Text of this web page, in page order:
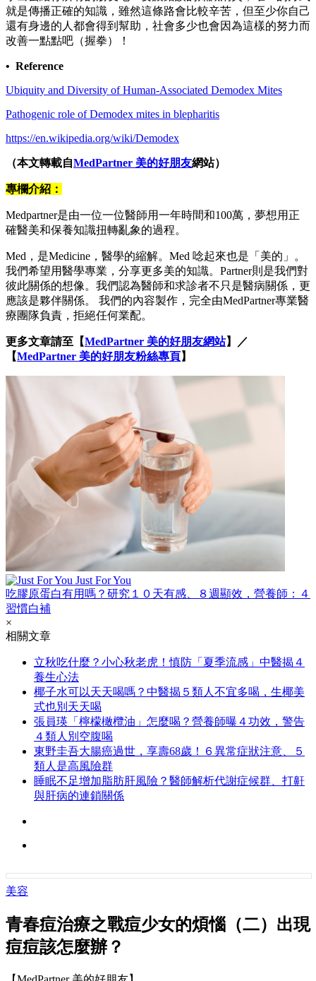
就是傳播正確的知識，雖然這條路會比較辛苦，但至少你自己
還有身邊的人都會得到幫助，社會多少也會因為這樣的努力而
改善一點點吧（握拳）！
• Reference
Ubiquity and Diversity of Human-Associated Demodex Mites
Pathogenic role of Demodex mites in blepharitis
https://en.wikipedia.org/wiki/Demodex
（本文轉載自MedPartner 美的好朋友網站）
專欄介紹：
Medpartner是由一位一位醫師用一年時間和100萬，夢想用正
確醫美和保養知識扭轉亂象的過程。
Med，是Medicine，醫學的縮解。Med 唸起來也是「美的」。
我們希望用醫學專業，分享更多美的知識。Partner則是我們對
彼此關係的想像。我們認為醫師和求診者不只是醫病關係，更
應該是夥伴關係。 我們的內容製作，完全由MedPartner專業醫
療團隊負責，拒絕任何業配。
更多文章請至【MedPartner 美的好朋友網站】／
【MedPartner 美的好朋友粉絲專頁】
Just For You
吃膠原蛋白有用嗎？研究１０天有感、８週顯效，營養師：４
習慣白補
×
相關文章
立秋吃什麼？小心秋老虎！慎防「夏季流感」中醫揭４
養生心法
椰子水可以天天喝嗎？中醫揭５類人不宜多喝，生椰美
式也別天天喝
張員瑛「檸檬橄欖油」怎麼喝？營養師曝４功效，警告
４類人別空腹喝
東野圭吾大腸癌過世，享壽68歲！６異常症狀注意、５
類人是高風險群
睡眠不足增加脂肪肝風險？醫師解析代謝症候群、打鼾
與肝病的連鎖關係
美容
青春痘治療之戰痘少女的煩惱（二）出現
痘痘該怎麼辦？